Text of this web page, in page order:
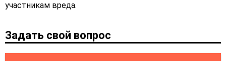
участникам вреда.
Задать свой вопрос